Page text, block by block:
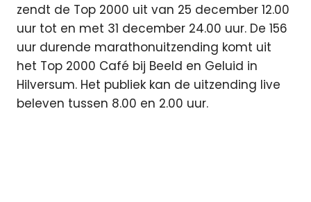
zendt de Top 2000 uit van 25 december 12.00
uur tot en met 31 december 24.00 uur. De 156
uur durende marathonuitzending komt uit
het Top 2000 Café bij Beeld en Geluid in
Hilversum. Het publiek kan de uitzending live
beleven tussen 8.00 en 2.00 uur.